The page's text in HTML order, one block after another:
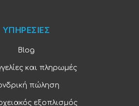
ΥΠΗΡΕΣΙΕΣ
Blog
και πληρωμές
πώληση
εξοπλισμός